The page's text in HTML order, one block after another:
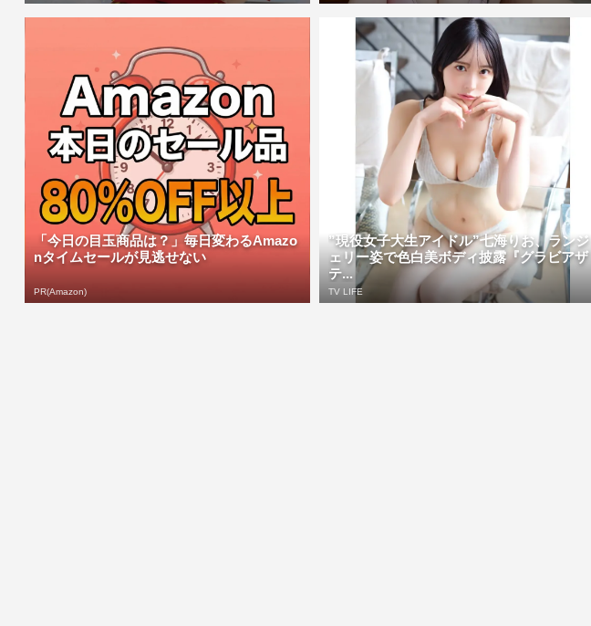
「今日の目玉商品は？」毎日変わるAmazo
nタイムセールが見逃せない
PR(Amazon)
”現役女子大生アイドル”七海りお、ランジ
ェリー姿で色白美ボディ披露『グラビアザ
テ...
TV LIFE